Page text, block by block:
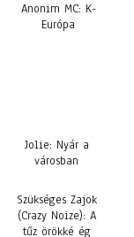
Anonim MC: K-
Európa
Jolie: Nyár a
városban
Szükséges Zajok
(Crazy Noize): A
tűz örökké ég